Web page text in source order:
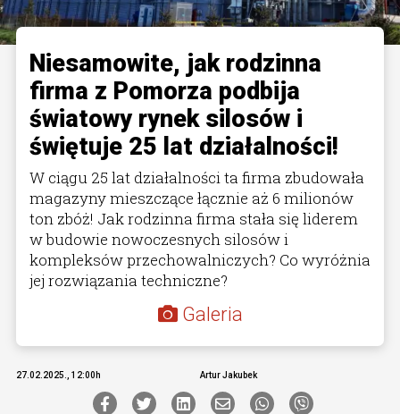
Niesamowite, jak rodzinna
firma z Pomorza podbija
światowy rynek silosów i
świętuje 25 lat działalności!
W ciągu 25 lat działalności ta firma zbudowała
magazyny mieszczące łącznie aż 6 milionów
ton zbóż! Jak rodzinna firma stała się liderem
w budowie nowoczesnych silosów i
kompleksów przechowalniczych? Co wyróżnia
jej rozwiązania techniczne?
Galeria
27.02.2025., 12:00h Artur Jakubek